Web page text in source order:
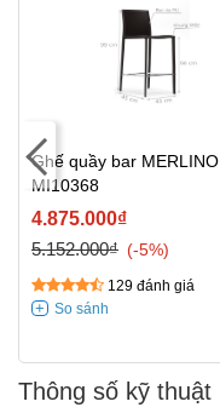
Ghế quầy bar MERLINO
MI10368
4.875.000₫
5.152.000₫
-5%
129 đánh giá
Thông số kỹ thuật